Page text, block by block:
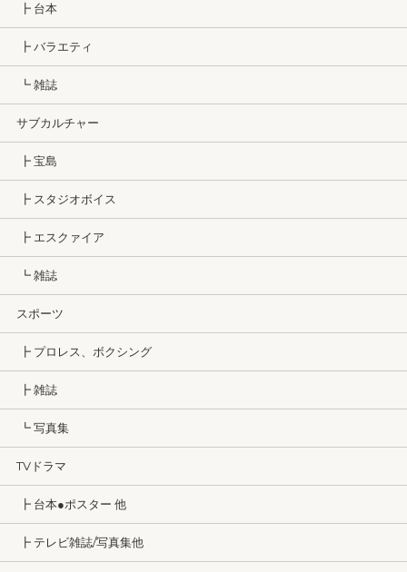
┣ 台本
┣ バラエティ
┗ 雑誌
サブカルチャー
┣ 宝島
┣ スタジオボイス
┣ エスクァイア
┗ 雑誌
スポーツ
┣ プロレス、ボクシング
┣ 雑誌
┗ 写真集
TVドラマ
┣ 台本●ポスター 他
┣ テレビ雑誌/写真集他